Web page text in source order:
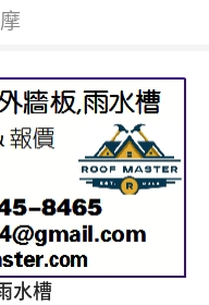
水槽